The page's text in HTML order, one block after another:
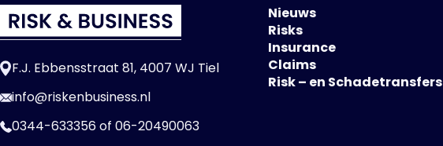
F.J. Ebbensstraat 81, 4007 WJ Tiel
info@riskenbusiness.nl
0344-633356of 06-20490063
Nieuws
Risks
Insurance
Claims
Risk – en Schadetransfers